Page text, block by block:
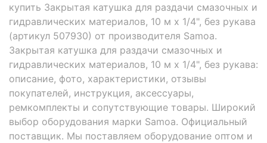
купить Закрытая катушка для раздачи смазочных и
гидравлических материалов, 10 м х 1/4", без рукава
(артикул 507930) от производителя Samoa.
Закрытая катушка для раздачи смазочных и
гидравлических материалов, 10 м х 1/4", без рукава:
описание, фото, характеристики, отзывы
покупателей, инструкция, аксессуары,
ремкомплекты и сопутствующие товары. Широкий
выбор оборудования марки Samoa. Официальный
поставщик. Мы поставляем оборудование оптом и